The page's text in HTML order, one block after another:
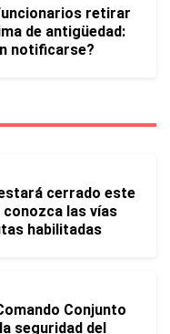
retirar
de antigüedad:
notificarse?
cerrado este
conozca las vías
habilitadas
Conjunto
seguridad del